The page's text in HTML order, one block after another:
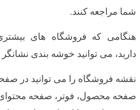
شما مراجعه کنند.
هنگامی که فروشگاه های
دارید، می توانید خوشه بندی نشانگر
نقشه فروشگاه را می توانید در
صفحه محصول، فوتر، صفحه محتوای